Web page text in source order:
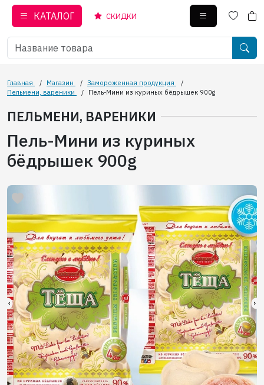
КАТАЛОГ СКИДКИ
Главная / Магазин / Замороженная продукция
/
Пельмени, вареники
/ Пель-Мини из куриных бёдрышек 900g
ПЕЛЬМЕНИ, ВАРЕНИКИ
Пель-Мини из куриных
бёдрышек 900g